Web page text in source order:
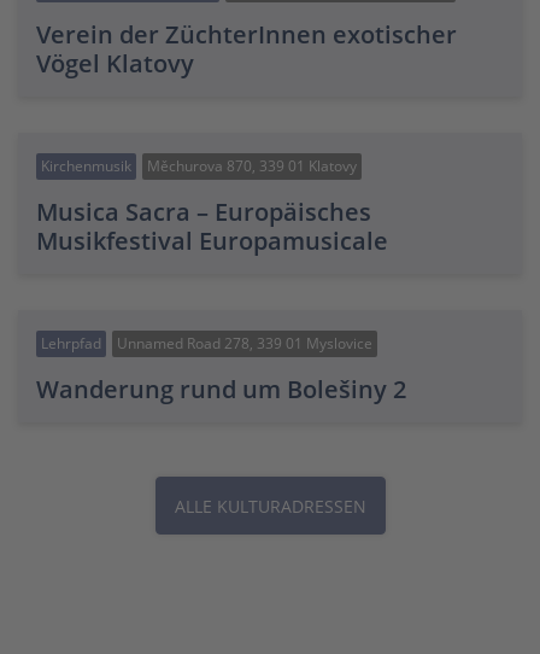
Verein der ZüchterInnen exotischer
Vögel Klatovy
Kirchenmusik Měchurova 870, 339 01 Klatovy
Musica Sacra – Europäisches
Musikfestival Europamusicale
Lehrpfad Unnamed Road 278, 339 01 Myslovice
Wanderung rund um Bolešiny 2
ALLE KULTURADRESSEN